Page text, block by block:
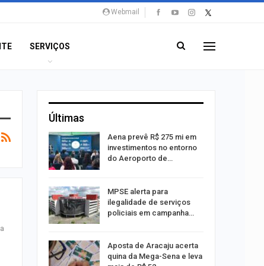
Webmail
SERVIÇOS
Últimas
Novo
Aena prevê R$ 275 mi em
investimentos no entorno
do Aeroporto de…
MPSE alerta para
ilegalidade de serviços
policiais em campanha…
Aposta de Aracaju acerta
quina da Mega-Sena e leva